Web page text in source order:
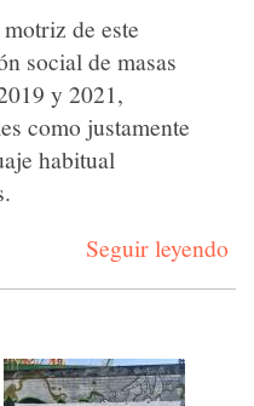
de este
social de masas
y 2021,
como justamente
habitual
Seguir leyendo